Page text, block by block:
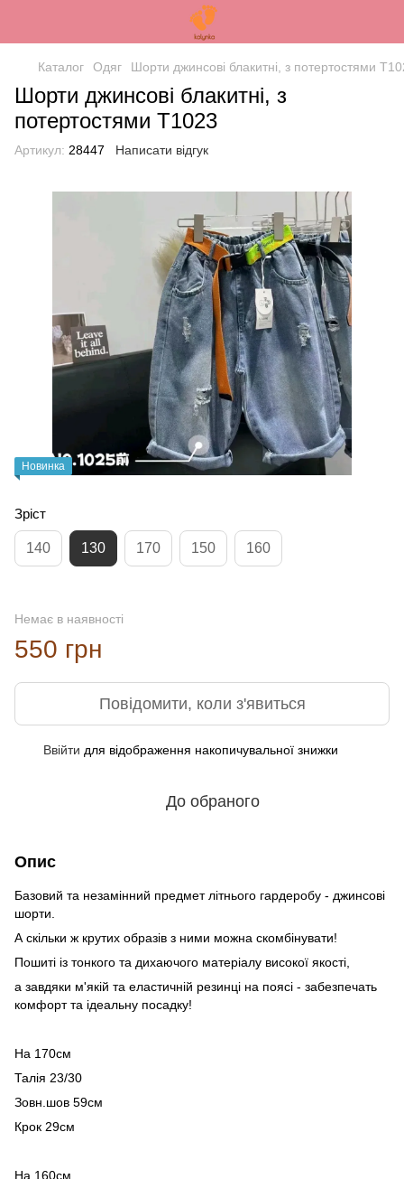
Каталог Одяг Шорти джинсові блакитні, з потертостями
Шорти джинсові блакитні, з
потертостями Т1023
Артикул: 28447 Написати відгук
Новинка
Зріст
140 130 170 150 160
Немає в наявності
550 грн
Повідомити, коли з'явиться
Ввійти для відображення накопичувальної знижки
До обраного
Опис
Базовий та незамінний предмет літнього гардеробу - джинсові
шорти.
А скільки ж крутих образів з ними можна скомбінувати!
Пошиті із тонкого та дихаючого матеріалу високої якості,
а завдяки м'якій та еластичній резинці на поясі - забезпечать
комфорт та ідеальну посадку!
На 170см
Талія 23/30
Зовн.шов 59см
Крок 29см
На 160см